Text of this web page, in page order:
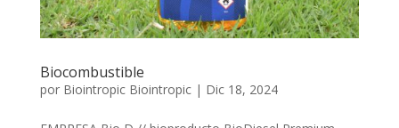
Biocombustible
por Biointropic Biointropic| Dic 18, 2024